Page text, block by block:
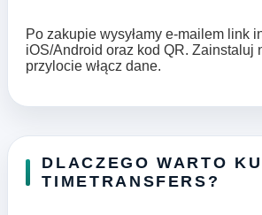
Po zakupie wysyłamy e‑mailem link
iOS/Android oraz kod QR. Zainstaluj
przylocie włącz dane.
DLACZEGO WARTO
TIMETRANSFERS?